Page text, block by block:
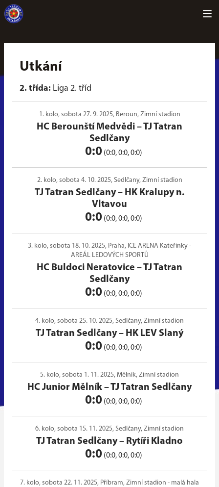
Utkání
2. třída: Liga 2. tříd
1. kolo, sobota 27. 9. 2025, Beroun, Zimní stadion
HC Berounští Medvědi –TJ Tatran
Sedlčany
0:0 (0:0, 0:0, 0:0)
2. kolo, sobota 4. 10. 2025, Sedlčany, Zimní stadion
TJ Tatran Sedlčany– HK Kralupy n.
Vltavou
0:0 (0:0, 0:0, 0:0)
3. kolo, sobota 18. 10. 2025, Praha, ICE ARENA Kateřinky -
AREÁL LEDOVÝCH SPORTŮ
HC Buldoci Neratovice –TJ Tatran
Sedlčany
0:0 (0:0, 0:0, 0:0)
4. kolo, sobota 25. 10. 2025, Sedlčany, Zimní stadion
TJ Tatran Sedlčany– HK LEV Slaný
0:0 (0:0, 0:0, 0:0)
5. kolo, sobota 1. 11. 2025, Mělník, Zimní stadion
HC Junior Mělník –TJ Tatran Sedlčany
0:0 (0:0, 0:0, 0:0)
6. kolo, sobota 15. 11. 2025, Sedlčany, Zimní stadion
TJ Tatran Sedlčany– Rytíři Kladno
0:0 (0:0, 0:0, 0:0)
7. kolo, sobota 22. 11. 2025, Příbram, Zimní stadion - malá hala